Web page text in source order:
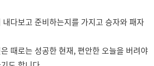
다보고 준비하는지를 가지고 승자와 패자
때로는 성공한 현재, 편안한 오늘을 버려야